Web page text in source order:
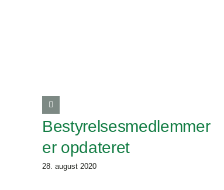
Bestyrelsesmedlemmer
er opdateret
28. august 2020